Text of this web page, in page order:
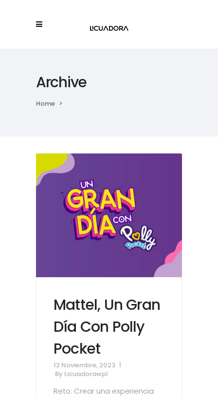
Archive
Home >
Mattel, Un Gran
Día Con Polly
Pocket
12 Noviembre, 2023
By Licuadorawpl
Reto: Crear una experiencia